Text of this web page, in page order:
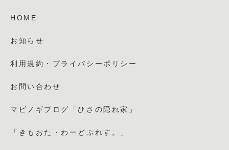
HOME
お知らせ
利用規約・プライバシーポリシー
お問い合わせ
マビノギブログ「ひさの隠れ家」
「きもおた・わーどぷれす。」